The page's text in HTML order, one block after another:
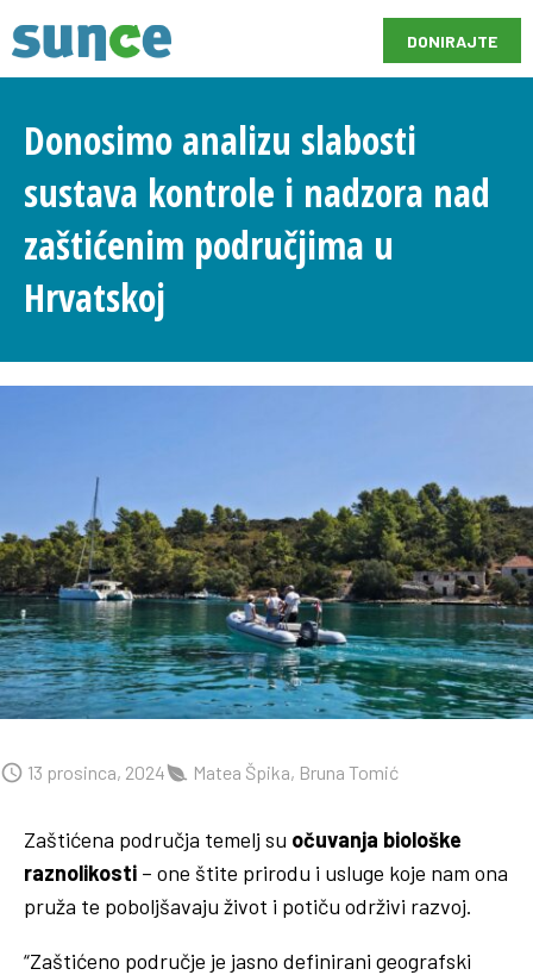
DONIRAJTE
Donosimo analizu slabosti
sustava kontrole i nadzora nad
zaštićenim područjima u
Hrvatskoj
13 prosinca, 2024 Matea Špika, Bruna Tomić
Zaštićena područja temelj su očuvanja biološke
raznolikosti – one štite prirodu i usluge koje nam ona
pruža te poboljšavaju život i potiču održivi razvoj.
“Zaštićeno područje je jasno definirani geografski